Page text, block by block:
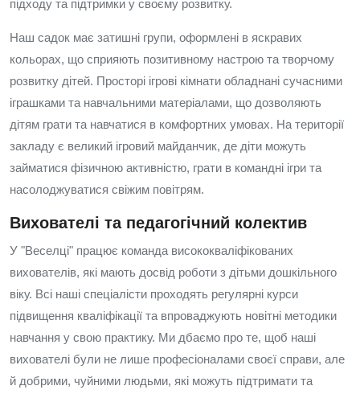
підходу та підтримки у своєму розвитку.
Наш садок має затишні групи, оформлені в яскравих
кольорах, що сприяють позитивному настрою та творчому
розвитку дітей. Просторі ігрові кімнати обладнані сучасними
іграшками та навчальними матеріалами, що дозволяють
дітям грати та навчатися в комфортних умовах. На території
закладу є великий ігровий майданчик, де діти можуть
займатися фізичною активністю, грати в командні ігри та
насолоджуватися свіжим повітрям.
Вихователі та педагогічний колектив
У "Веселці" працює команда висококваліфікованих
вихователів, які мають досвід роботи з дітьми дошкільного
віку. Всі наші спеціалісти проходять регулярні курси
підвищення кваліфікації та впроваджують новітні методики
навчання у свою практику. Ми дбаємо про те, щоб наші
вихователі були не лише професіоналами своєї справи, але
й добрими, чуйними людьми, які можуть підтримати та